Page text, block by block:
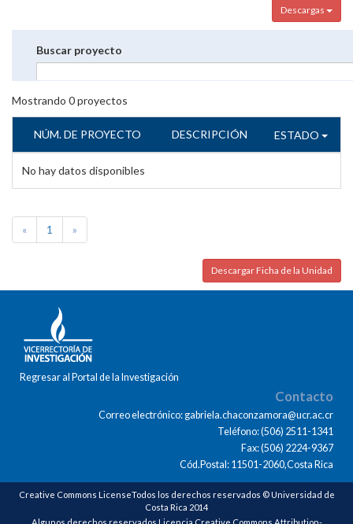
Descargas
Buscar proyecto
Mostrando 0proyectos
NÚM. DE PROYECTO DESCRIPCIÓN ESTADO
No hay datos disponibles
« 1 »
Descargar Ficha de la Unidad
Regresar al Portal de la Investigación
Contacto
Correo electrónico: gabriela.chaconzamora@ucr.ac.cr
Teléfono: (506) 2511-1341
Fax: (506) 2224-9367
Cód.Postal: 11501-2060,Costa Rica
Creative Commons LicenseTodos los derechos reservados © Universidad de
Costa Rica 2014